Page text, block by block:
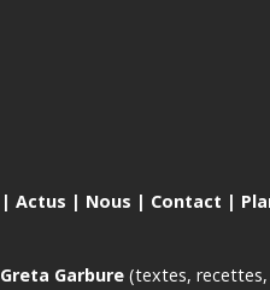
| Actus | Nous | Contact |
Greta Garbure (textes,